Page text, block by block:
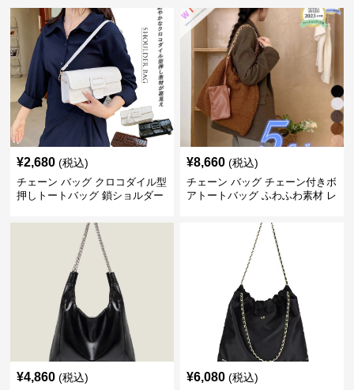
¥2,680 (税込)
チェーン バッグ クロコダイル型
押しトートバッグ 鎖ショルダー
¥8,660 (税込)
チェーン バッグ チェーン付きボ
アトートバッグ ふわふわ素材 レ
¥4,860 (税込) ¥6,080 (税込)